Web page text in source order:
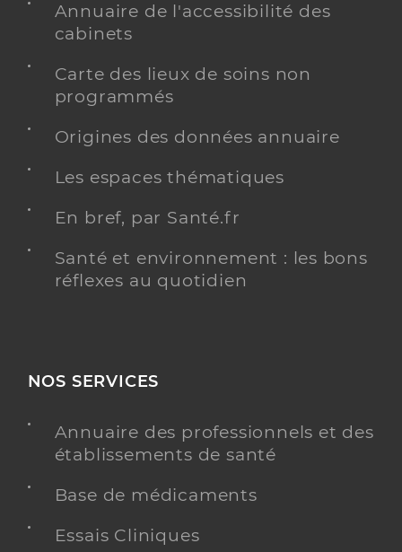
Annuaire de l'accessibilité des
cabinets
Carte des lieux de soins non
programmés
Origines des données annuaire
Les espaces thématiques
En bref, par Santé.fr
Santé et environnement : les bons
réflexes au quotidien
NOS SERVICES
Annuaire des professionnels et des
établissements de santé
Base de médicaments
Essais Cliniques